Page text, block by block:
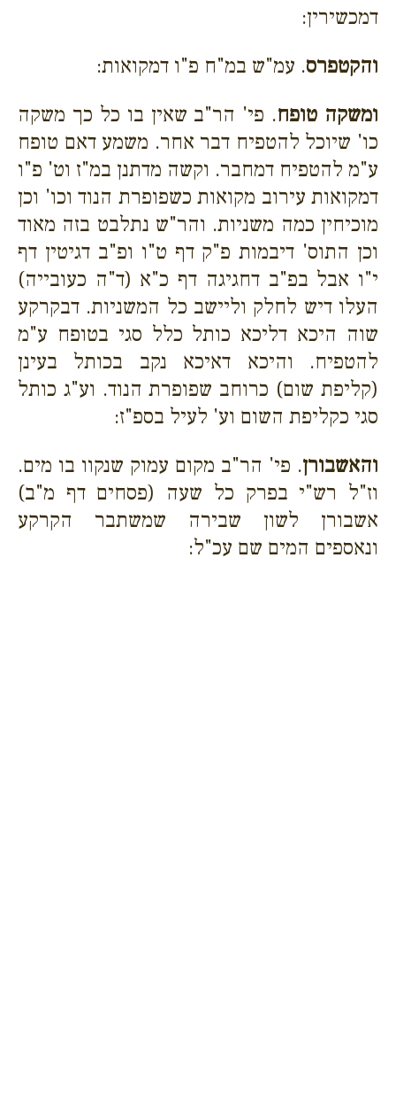
דמכשירין:
והקטפרס. עמ"ש במ"ח פ"ו דמקואות:
ומשקה טופח. פי' הר"ב שאין בו כל כך משקה
כו' שיוכל להטפיח דבר אחר. משמע דאם טופח
ע"מ להטפיח דמחבר. וקשה מדתנן במ"ז וט' פ"ו
דמקואות עירוב מקואות כשפופרת הנוד וכו' וכן
מוכיחין כמה משניות. והר"ש נתלבט בזה מאוד
וכן התוס' דיבמות פ"ק דף ט"ו ופ"ב דגיטין דף
י"ו אבל בפ"ב דחגיגה דף כ"א (ד"ה כעובייה)
העלו דיש לחלק וליישב כל המשניות. דבקרקע
שוה היכא דליכא כותל כלל סגי בטופח ע"מ
להטפיח. והיכא דאיכא נקב בכותל בעינן
(קליפת שום) כרוחב שפופרת הנוד. וע"ג כותל
סגי כקליפת השום וע' לעיל בספ"ז:
והאשבורן. פי' הר"ב מקום עמוק שנקוו בו מים.
וז"ל רש"י בפרק כל שעה (פסחים דף מ"ב)
אשבורן לשון שבירה שמשתבר הקרקע
ונאספים המים שם עכ"ל: